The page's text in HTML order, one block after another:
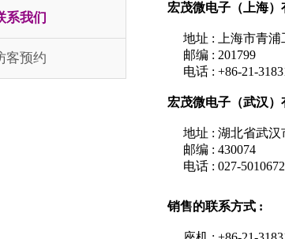
系我们
客预约
宏茂微电子 （ 上海）
地址 : 上海市青浦
邮编 :
电话 : +86-21-
宏茂微电子 （武汉）
地址 : 湖北省武汉
邮编 :
电话 : 027-
销售的联系方式 :